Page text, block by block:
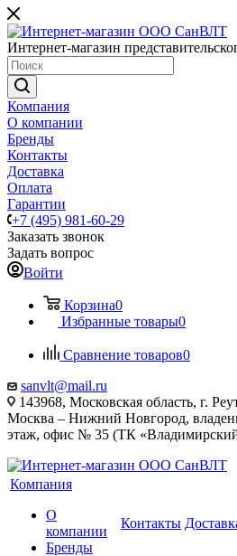
Интернет-магазин
Компания
О компании
Бренды
Контакты
Доставка
Оплата
Гарантии
+7 (495) 981-60-29
Заказать звонок
Задать вопрос
Войти
Корзина0
Избранные товары0
Сравнение товаров0
sanvlt@mail.ru
143968, Московская область, г.
Москва – Нижний Новгород,
этаж, офис № 35 (ТК
Компания
О
компании
Бренды
Контакты